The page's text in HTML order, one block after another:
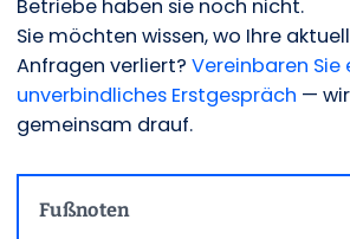
Betriebe haben sie noch nicht.
Sie möchten wissen, wo Ihre
Anfragen verliert? Vereinbaren Sie
unverbindliches Erstgespräch —
gemeinsam drauf.
Fußnoten